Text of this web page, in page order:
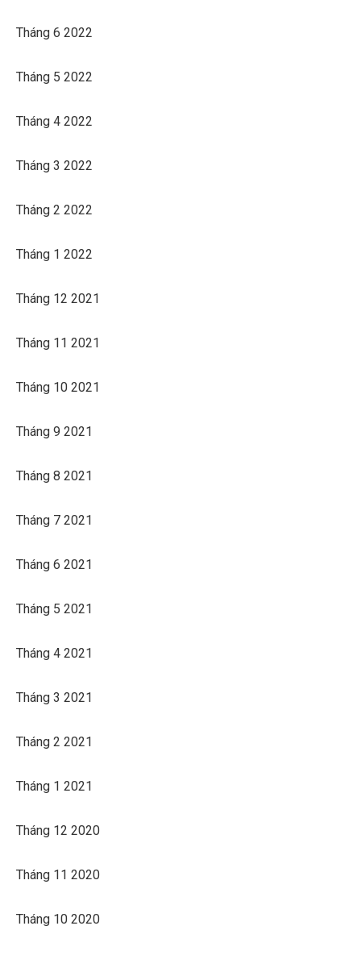
Tháng 6 2022
Tháng 5 2022
Tháng 4 2022
Tháng 3 2022
Tháng 2 2022
Tháng 1 2022
Tháng 12 2021
Tháng 11 2021
Tháng 10 2021
Tháng 9 2021
Tháng 8 2021
Tháng 7 2021
Tháng 6 2021
Tháng 5 2021
Tháng 4 2021
Tháng 3 2021
Tháng 2 2021
Tháng 1 2021
Tháng 12 2020
Tháng 11 2020
Tháng 10 2020